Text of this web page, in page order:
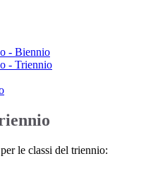
- Biennio
- Triennio
le classi del triennio: